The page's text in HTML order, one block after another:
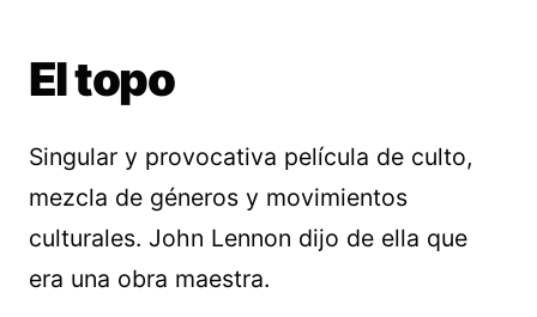
El topo
Singular y provocativa película de culto,
mezcla de géneros y movimientos
culturales. John Lennon dijo de ella que
era una obra maestra.